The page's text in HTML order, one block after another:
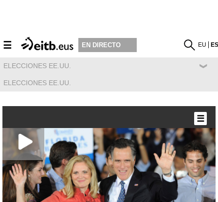
☰ EN DIRECTO EU
ELECCIONES EE.UU.
ELECCIONES EE.UU.
☰